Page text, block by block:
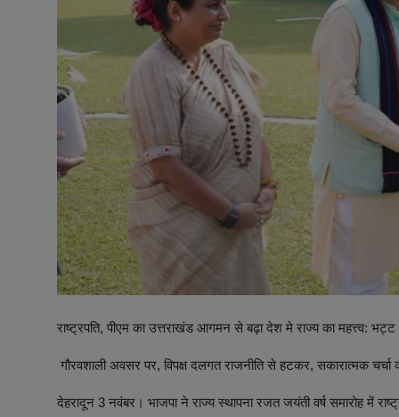
Contact
Gallery
Terms of Service
Privacy Policy
Cookies Policy
राष्ट्रपति, पीएम का उत्तराखंड आगमन से बढ़ा देश मे राज्य का महत्त्व: भट्ट
गौरवशाली अवसर पर, विपक्ष दलगत राजनीति से हटकर, सकारात्मक चर्चा
देहरादून 3 नवंबर। भाजपा ने राज्य स्थापना रजत जयंती वर्ष समारोह में